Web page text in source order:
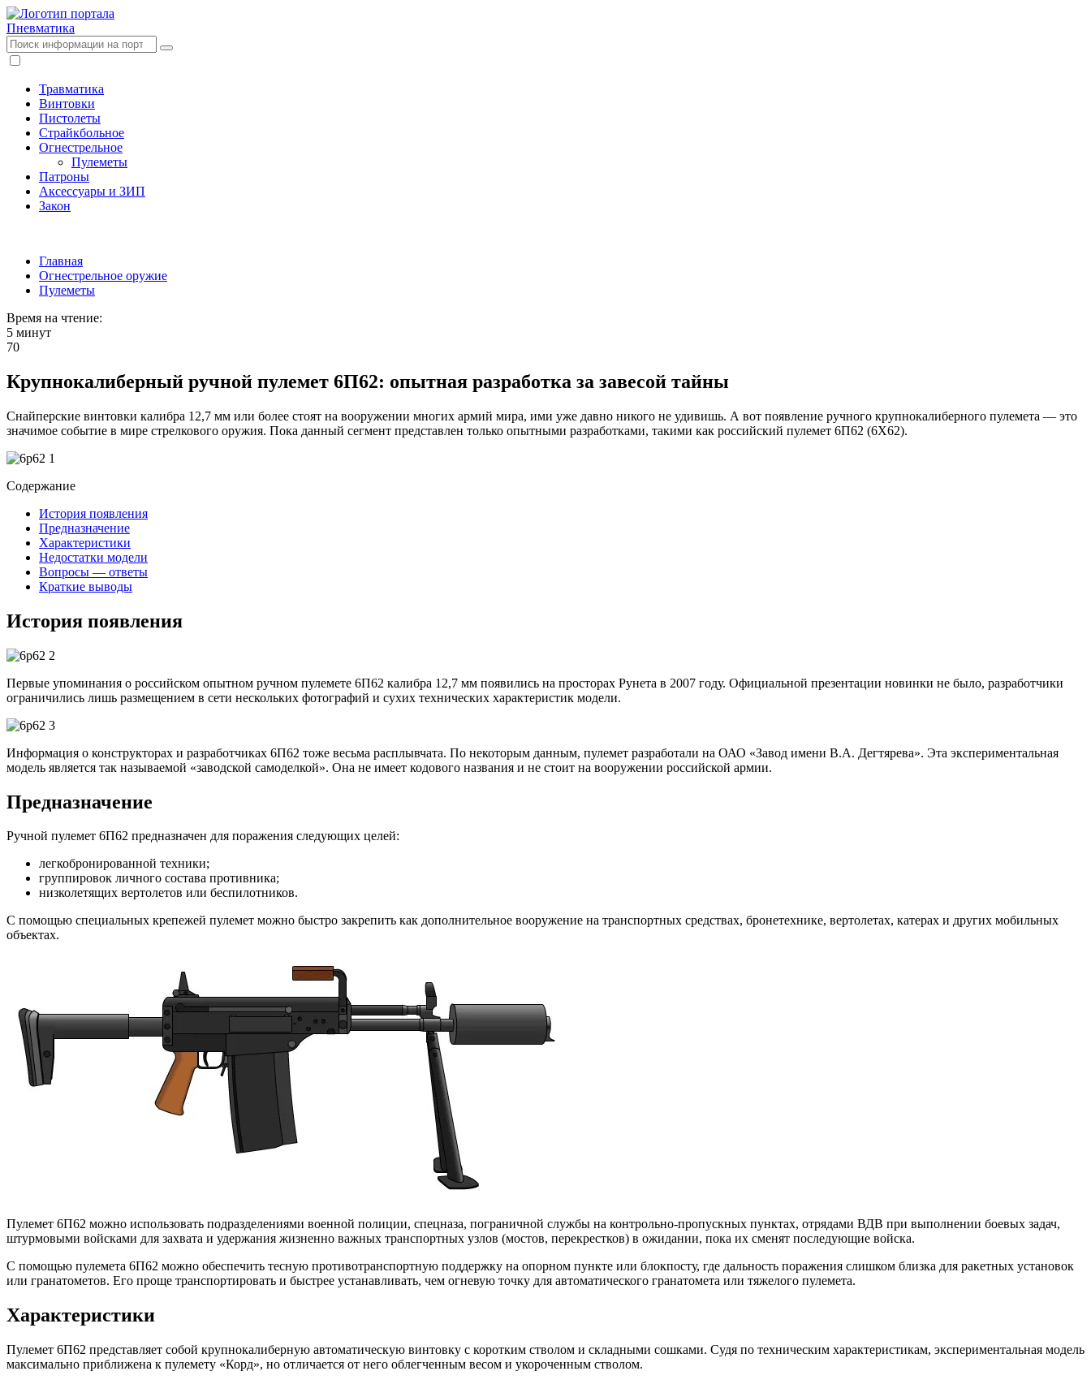
Пневматика
Травматика
Винтовки
Пистолеты
Страйкбольное
Огнестрельное
Пулеметы
Патроны
Аксессуары и ЗИП
Закон
Главная
Огнестрельное оружие
Пулеметы
Время на чтение:
5 минут
70
Крупнокалиберный ручной пулемет 6П62: опытная разработка за завесой тайны
Снайперские винтовки калибра 12,7 мм или более стоят на вооружении многих армий мира, ими уже давно никого не удивишь. А вот появление ручного крупнокалиберного пулемета — это
значимое событие в мире стрелкового оружия. Пока данный сегмент представлен только опытными разработками, такими как российский пулемет 6П62 (6Х62).
Содержание
История появления
Предназначение
Характеристики
Недостатки модели
Вопросы — ответы
Краткие выводы
История появления
Первые упоминания о российском опытном ручном пулемете 6П62 калибра 12,7 мм появились на просторах Рунета в 2007 году. Официальной презентации новинки не было, разработчики
ограничились лишь размещением в сети нескольких фотографий и сухих технических характеристик модели.
Информация о конструкторах и разработчиках 6П62 тоже весьма расплывчата. По некоторым данным, пулемет разработали на ОАО «Завод имени В.А. Дегтярева». Эта экспериментальная
модель является так называемой «заводской самоделкой». Она не имеет кодового названия и не стоит на вооружении российской армии.
Предназначение
Ручной пулемет 6П62 предназначен для поражения следующих целей:
легкобронированной техники;
группировок личного состава противника;
низколетящих вертолетов или беспилотников.
С помощью специальных крепежей пулемет можно быстро закрепить как дополнительное вооружение на транспортных средствах, бронетехнике, вертолетах, катерах и других мобильных
объектах.
Пулемет 6П62 можно использовать подразделениями военной полиции, спецназа, пограничной службы на контрольно-пропускных пунктах, отрядами ВДВ при выполнении боевых задач,
штурмовыми войсками для захвата и удержания жизненно важных транспортных узлов (мостов, перекрестков) в ожидании, пока их сменят последующие войска.
С помощью пулемета 6П62 можно обеспечить тесную противотранспортную поддержку на опорном пункте или блокпосту, где дальность поражения слишком близка для ракетных установок
или гранатометов. Его проще транспортировать и быстрее устанавливать, чем огневую точку для автоматического гранатомета или тяжелого пулемета.
Характеристики
Пулемет 6П62 представляет собой крупнокалиберную автоматическую винтовку с коротким стволом и складными сошками. Судя по техническим характеристикам, экспериментальная модель
максимально приближена к пулемету «Корд», но отличается от него облегченным весом и укороченным стволом.